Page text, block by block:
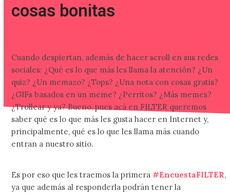
cosas bonitas
Cuando despiertan, además de hacer scroll en sus redes
sociales: ¿Qué es lo que más les llama la atención? ¿Un
quiz? ¿Un memazo? ¿Tops? ¿Una nota con cosas gratis?
¿GIFs basados en un meme? ¿Perritos? ¿Más memes?
¿Trollear y ya? Bueno, pues acá en FILTER queremos
saber qué es lo que más les gusta hacer en Internet y,
principalmente, qué es lo que les llama más cuando
entran a nuestro sitio.
Es por eso que les traemos la primera#EncuestaFILTER,
ya que además al responderla podrán tener la